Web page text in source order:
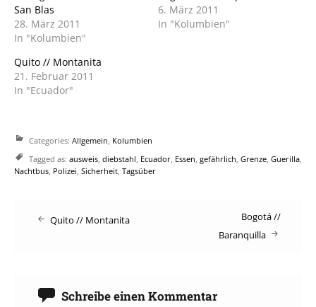
San Blas
28. März 2011
In "Kolumbien"
6. März 2011
In "Kolumbien"
Quito // Montanita
21. Februar 2011
In "Ecuador"
Categories: Allgemein, Kolumbien
Tagged as: ausweis, diebstahl, Ecuador, Essen, gefährlich, Grenze, Guerilla,
Nachtbus, Polizei, Sicherheit, Tagsüber
Post
Quito // Montanita
Bogotá //
Baranquilla
Schreibe einen Kommentar